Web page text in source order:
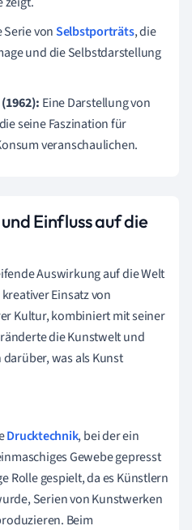
Serie vonSelbstporträts, die
und die Selbstdarstellung
Eine Darstellung von
seine Faszination für
veranschaulichen.
Einfluss auf die
Auswirkung auf die Welt
Einsatz von
Kultur, kombiniert mit seiner
die Kunstwelt und
was als Kunst
Drucktechnik, bei der ein
Gewebe gepresst
Rolle gespielt, da es Künstlern
Serien von Kunstwerken
Beim